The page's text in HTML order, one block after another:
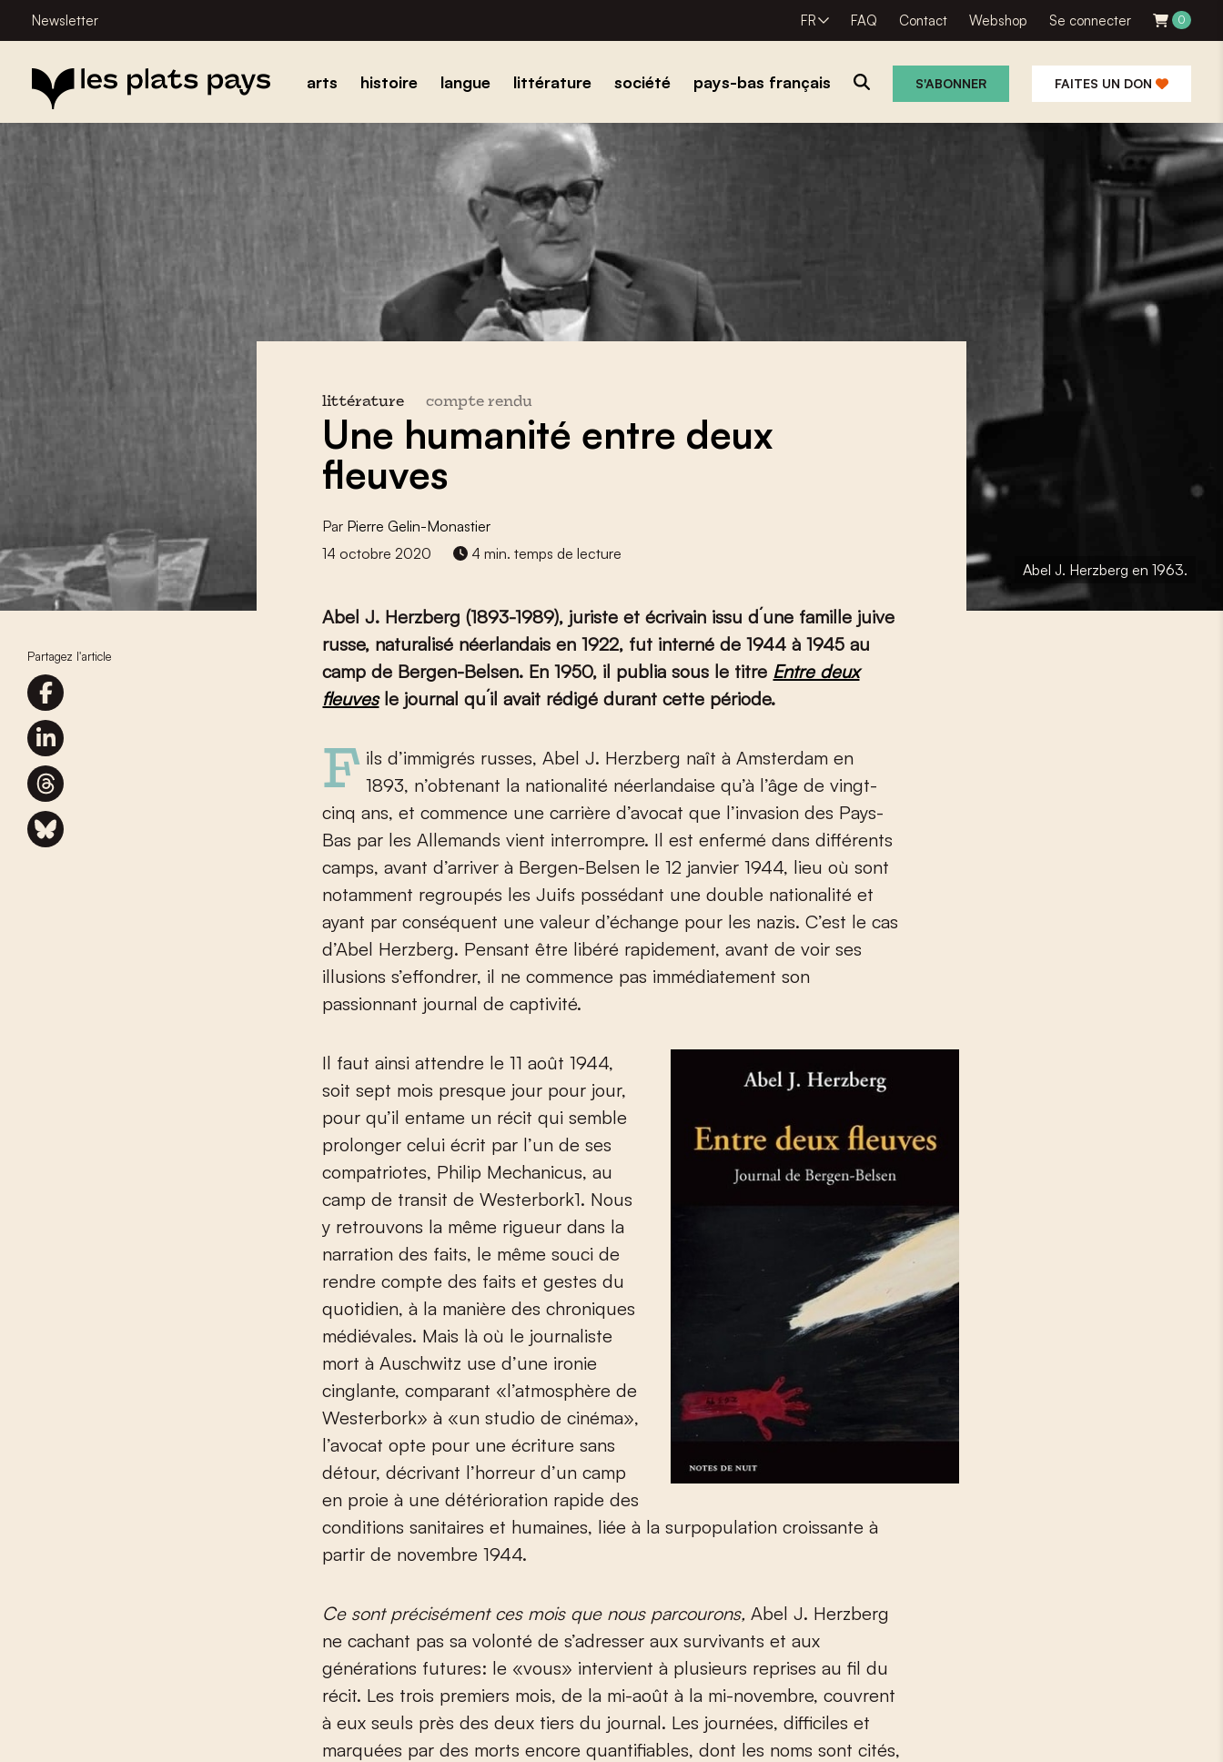
Newsletter FR FAQ Contact Webshop Se connecter 0
arts histoire langue littérature société pays-bas français S'ABONNER FAITES UN DON
Abel J. Herzberg en 1963.
Partagez l'article
littérature compte rendu
Une humanité entre deux
fleuves
Par Pierre Gelin-Monastier
14 octobre 2020
4 min. temps de lecture
Abel J. Herzberg (1893-1989), juriste et écrivain issu d´une famille juive
russe, naturalisé néerlandais en 1922, fut interné de 1944 à 1945 au
camp de Bergen-Belsen. En 1950, il publia sous le titre Entre deux
fleuvesle journal qu´il avait rédigé durant cette période.
Fils d’immigrés russes, Abel J. Herzberg naît à Amsterdam en 1893, n’obtenant la nationalité néerlandaise qu’à l’âge de vingt-
cinq ans, et commence une carrière d’avocat que l’invasion des Pays-
Bas par les Allemands vient interrompre. Il est enfermé dans différents
camps, avant d’arriver à Bergen-Belsen le 12 janvier 1944, lieu où sont
notamment regroupés les Juifs possédant une double nationalité et
ayant par conséquent une valeur d’échange pour les nazis. C’est le cas
d’Abel Herzberg. Pensant être libéré rapidement, avant de voir ses
illusions s’effondrer, il ne commence pas immédiatement son
passionnant journal de captivité.
Il faut ainsi attendre le 11 août 1944,
soit sept mois presque jour pour jour,
pour qu’il entame un récit qui semble
prolonger celui écrit par l’un de ses
compatriotes, Philip Mechanicus, au
camp de transit de Westerbork1. Nous
y retrouvons la même rigueur dans la
narration des faits, le même souci de
rendre compte des faits et gestes du
quotidien, à la manière des chroniques
médiévales. Mais là où le journaliste
mort à Auschwitz use d’une ironie
cinglante, comparant «l’atmosphère de
Westerbork» à «un studio de cinéma»,
l’avocat opte pour une écriture sans
détour, décrivant l’horreur d’un camp
en proie à une détérioration rapide des
conditions sanitaires et humaines, liée à la surpopulation croissante à
partir de novembre 1944.
Ce sont précisément ces mois que nous parcourons,Abel J. Herzberg
ne cachant pas sa volonté de s’adresser aux survivants et aux
générations futures: le «vous» intervient à plusieurs reprises au fil du
récit. Les trois premiers mois, de la mi-août à la mi-novembre, couvrent
à eux seuls près des deux tiers du journal. Les journées, difficiles et
marquées par des morts encore quantifiables, dont les noms sont cités,